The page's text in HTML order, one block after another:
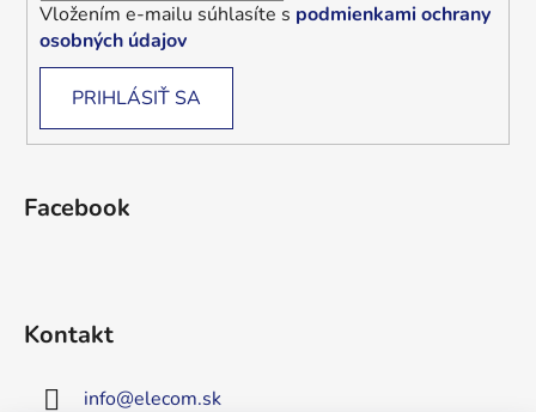
Vložením e-mailu súhlasíte s podmienkami ochrany
osobných údajov
PRIHLÁSIŤ SA
Facebook
Kontakt
info@elecom.sk